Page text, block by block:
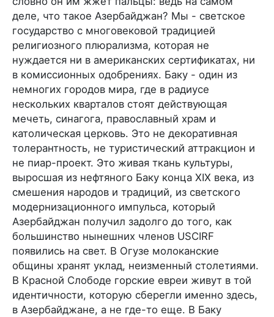
деле, что такое Азербайджан? Мы - светское
государство с многовековой традицией
религиозного плюрализма, которая не
нуждается ни в американских сертификатах, ни
в комиссионных одобрениях. Баку - один из
немногих городов мира, где в радиусе
нескольких кварталов стоят действующая
мечеть, синагога, православный храм и
католическая церковь. Это не декоративная
толерантность, не туристический аттракцион и
не пиар-проект. Это живая ткань культуры,
выросшая из нефтяного Баку конца XIX века, из
смешения народов и традиций, из светского
модернизационного импульса, который
Азербайджан получил задолго до того, как
большинство нынешних членов USCIRF
появились на свет. В Огузе молоканские
общины хранят уклад, неизменный столетиями.
В Красной Слободе горские евреи живут в той
идентичности, которую сберегли именно здесь,
в Азербайджане, а не где-то еще. В Баку